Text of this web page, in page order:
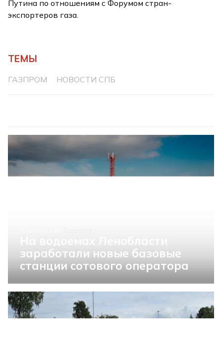
Путина по отношениям с Форумом стран-
экспортеров газа.
ТЕМЫ
ГАЗПРОМ НОВОСТИ СПБ
заработали новые базовые
станции сотового оператора